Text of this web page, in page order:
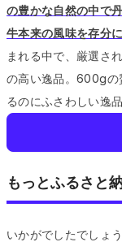
の豊かな自然の中で
牛本来の風味を存分
まれる中で、厳選さ
の高い逸品。600gの
るのにふさわしい逸品
もっとふるさと
いかがでしたでしょ